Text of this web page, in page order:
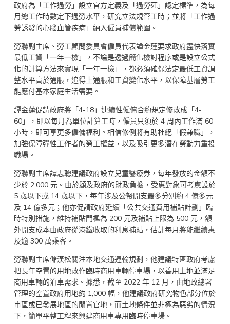
政府為「工作過勞」設立官方定義及「過勞死」認定標準，為每
月總工作時數定下過勞水平，研究立法規管工時；並將「工作過
勞誘發的心腦血管疾病」納入僱員補償範圍。
勞聯副主席、勞工顧問委員會僱員代表譚金蓮要求政府盡快落實
最低工資「一年一檢」，不論是透過簡化檢討程序或是設立公式
化的計算方法來實現「一年一檢」，都必須確保法定最低工資調
整水平高於通脹，追得上通脹和工資變化水平，以保障基層勞工
能應付基本家庭生活需要。
譚金蓮促請政府將「4-18」連續性僱傭合約規定修改成「4-
60」，即以每月為單位計算工時，僱員只須於 4 周內工作滿 60
小時，即可享更多僱傭福利。相信修例將有助杜絕「假兼職」，
加強保障彈性工作者的勞工權益，以及吸引更多潛在勞動力重投
職場。
勞聯副主席譚志聰建議政府設立兒童醫療券，每年發放的金額不
少於 2,000 元。由於顧及政府的財政負擔，受惠對象可考慮設於
5 歲以下或 14 歲以下，每年涉及公帑開支最多分別約 4 億多元
及 14 億多元；他亦促請政府延續「公共交通費用補貼計劃」臨
時特別措施，維持補貼門檻為 200 元及補貼上限為 500 元，額
外開支成本由政府從港鐵收取的利息補貼，估計每月將能繼續惠
及逾 300 萬乘客。
勞聯副主席儲漢松關注本地交通運輸規劃，他建議特區政府考慮
把長年空置的用地改作臨時商用車輛停車場，以善用土地並滿足
商用車輛的泊車需求。據悉，截至 2022 年 12 月，由地政總署
管理的空置政府用地約 1,000 幅，他建議政府研究物色部分位於
市區或已發展地區的閒置官地，而土地條件並非極為惡劣的情況
下，簡單平整工程來興建商用車專用臨時停車場。